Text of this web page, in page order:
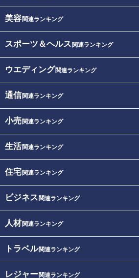
美容関連ランキング
スポーツ＆ヘルス 関連ランキング
ウエディング関連ランキング
通信関連ランキング
小売関連ランキング
生活関連ランキング
住宅関連ランキング
ビジネス 関連ランキング
人材関連ランキング
トラベル関連ランキング
レジャー関連ランキング